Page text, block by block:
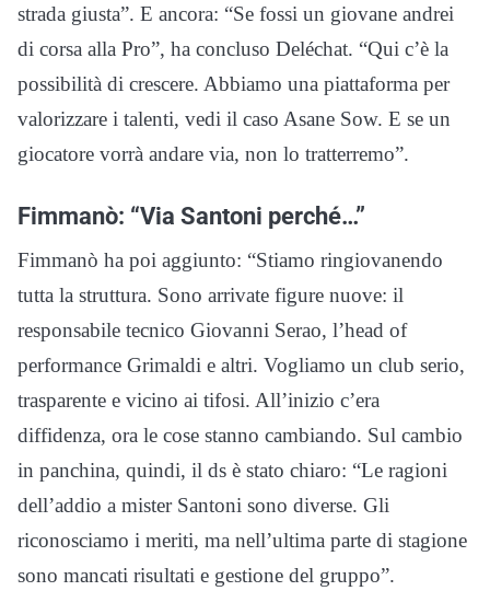
strada giusta”. E ancora: “Se fossi un giovane andrei
di corsa alla Pro”, ha concluso Deléchat. “Qui c’è la
possibilità di crescere. Abbiamo una piattaforma per
valorizzare i talenti, vedi il caso Asane Sow. E se un
giocatore vorrà andare via, non lo tratterremo”.
Fimmanò: “Via Santoni perché…”
Fimmanò ha poi aggiunto: “Stiamo ringiovanendo
tutta la struttura. Sono arrivate figure nuove: il
responsabile tecnico Giovanni Serao, l’head of
performance Grimaldi e altri. Vogliamo un club serio,
trasparente e vicino ai tifosi. All’inizio c’era
diffidenza, ora le cose stanno cambiando. Sul cambio
in panchina, quindi, il ds è stato chiaro: “Le ragioni
dell’addio a mister Santoni sono diverse. Gli
riconosciamo i meriti, ma nell’ultima parte di stagione
sono mancati risultati e gestione del gruppo”.